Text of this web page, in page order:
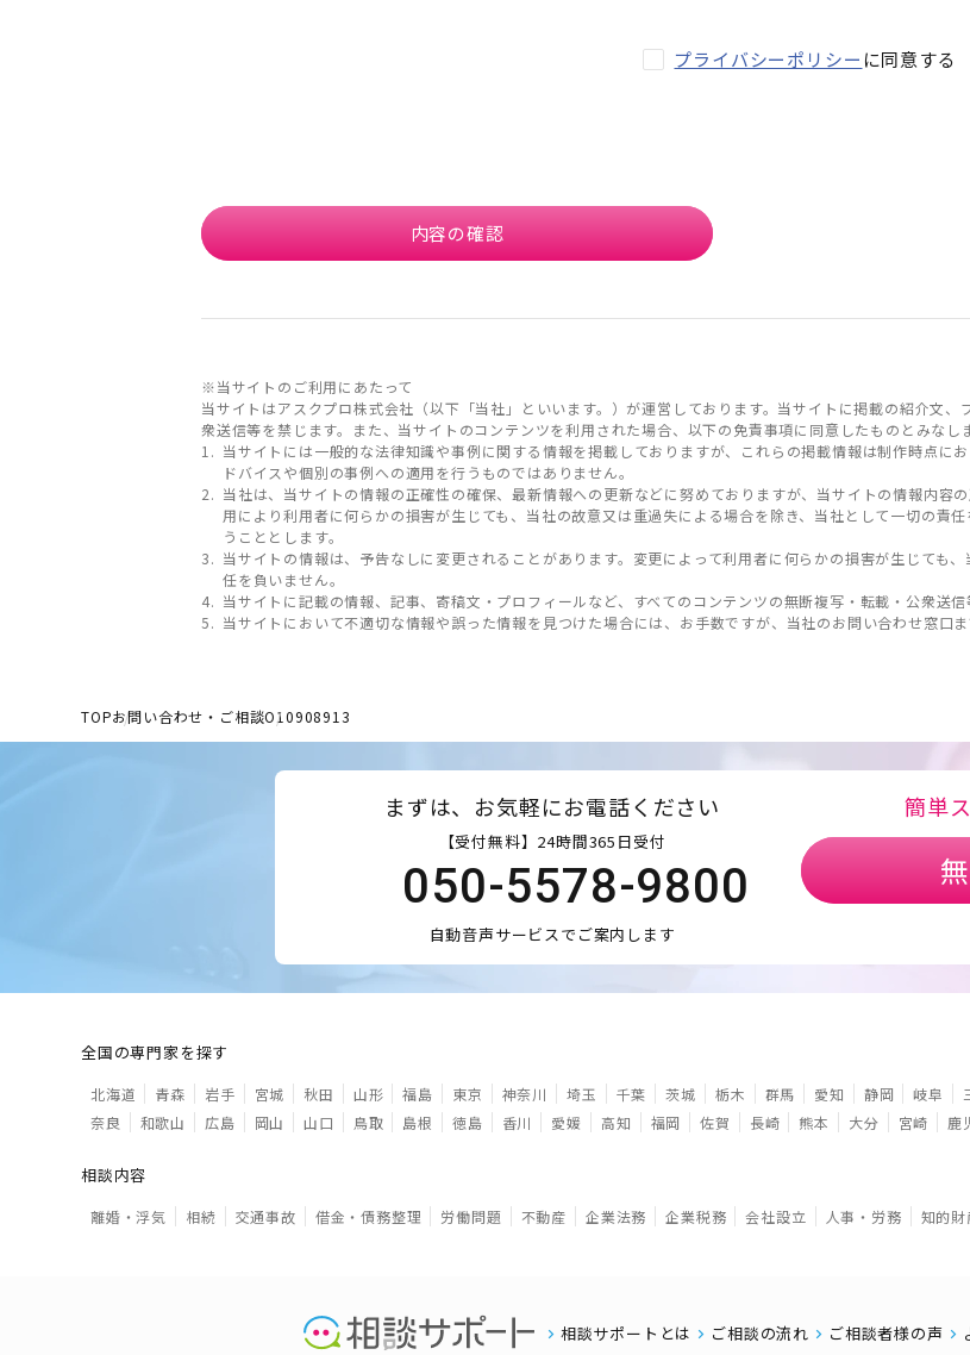
プライバシーポリシー に同意する
内容の確認
※当サイトのご利用にあたって
当サイトはアスクプロ株式会社（以下「当社」といいます。）が運営しております。当サイトに掲載の紹介文
衆送信等を禁じます。また、当サイトのコンテンツを利用された場合、以下の免責事項に同意したものとみなしま
当サイトには一般的な法律知識や事例に関する情報を掲載しておりますが、これらの掲載情報は制作時点に
ドバイスや個別の事例への適用を行うものではありません。
当社は、当サイトの情報の正確性の確保、最新情報への更新などに努めておりますが、当サイトの情報内容
用により利用者に何らかの損害が生じても、当社の故意又は重過失による場合を除き、当社として一切の責
うこととします。
当サイトの情報は、予告なしに変更されることがあります。変更によって利用者に何らかの損害が生じても
任を負いません。
当サイトに記載の情報、記事、寄稿文・プロフィールなど、すべてのコンテンツの無断複写・転載・公衆送信
当サイトにおいて不適切な情報や誤った情報を見つけた場合には、お手数ですが、当社のお問い合わせ窓口
TOPお問い合わせ・ご相談O10908913
まずは、お気軽にお電話ください
【受付無料】24時間365日受付
050-5578-9800
自動音声サービスでご案内します
簡単
全国の専門家を探す
北海道 青森 岩手 宮城 秋田 山形 福島 東京 神奈川 埼玉 千葉 茨城 栃木 群馬 愛知 静岡 岐阜
奈良
和歌山 広島 岡山 山口 鳥取 島根 徳島 香川 愛媛 高知 福岡 佐賀 長崎 熊本 大分 宮崎 鹿
相談内容
離婚・浮気 相続 交通事故 借金・債務整理 労働問題 不動産 企業法務 企業税務 会社設立 人事・労務 知的財
相談サポートとは ご相談の流れ ご相談者様の声